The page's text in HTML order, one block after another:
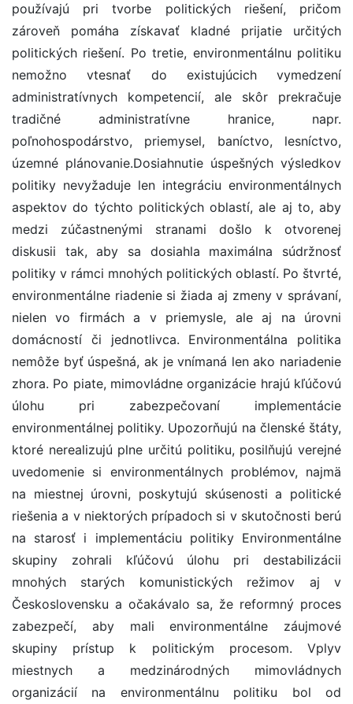
používajú pri tvorbe politických riešení, pričom
zároveň pomáha získavať kladné prijatie určitých
politických riešení. Po tretie, environmentálnu politiku
nemožno vtesnať do existujúcich vymedzení
administratívnych kompetencií, ale skôr prekračuje
tradičné administratívne hranice, napr.
poľnohospodárstvo, priemysel, baníctvo, lesníctvo,
územné plánovanie.Dosiahnutie úspešných výsledkov
politiky nevyžaduje len integráciu environmentálnych
aspektov do týchto politických oblastí, ale aj to, aby
medzi zúčastnenými stranami došlo k otvorenej
diskusii tak, aby sa dosiahla maximálna súdržnosť
politiky v rámci mnohých politických oblastí. Po štvrté,
environmentálne riadenie si žiada aj zmeny v správaní,
nielen vo firmách a v priemysle, ale aj na úrovni
domácností či jednotlivca. Environmentálna politika
nemôže byť úspešná, ak je vnímaná len ako nariadenie
zhora. Po piate, mimovládne organizácie hrajú kľúčovú
úlohu pri zabezpečovaní implementácie
environmentálnej politiky. Upozorňujú na členské štáty,
ktoré nerealizujú plne určitú politiku, posilňujú verejné
uvedomenie si environmentálnych problémov, najmä
na miestnej úrovni, poskytujú skúsenosti a politické
riešenia a v niektorých prípadoch si v skutočnosti berú
na starosť i implementáciu politiky Environmentálne
skupiny zohrali kľúčovú úlohu pri destabilizácii
mnohých starých komunistických režimov aj v
Československu a očakávalo sa, že reformný proces
zabezpečí, aby mali environmentálne záujmové
skupiny prístup k politickým procesom. Vplyv
miestnych a medzinárodných mimovládnych
organizácií na environmentálnu politiku bol od